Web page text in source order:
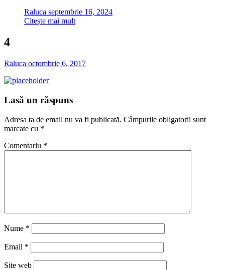
Raluca septembrie 16, 2024
Citește mai mult
4
Raluca octombrie 6, 2017
Lasă un răspuns
Adresa ta de email nu va fi publicată. Câmpurile obligatorii sunt
marcate cu *
Comentariu *
Nume *
Email *
Site web